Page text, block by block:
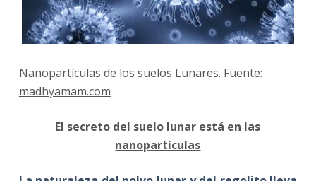
Nanopartículas de los suelos Lunares. Fuente:
madhyamam.com
El secreto del suelo lunar está en las
nanopartículas